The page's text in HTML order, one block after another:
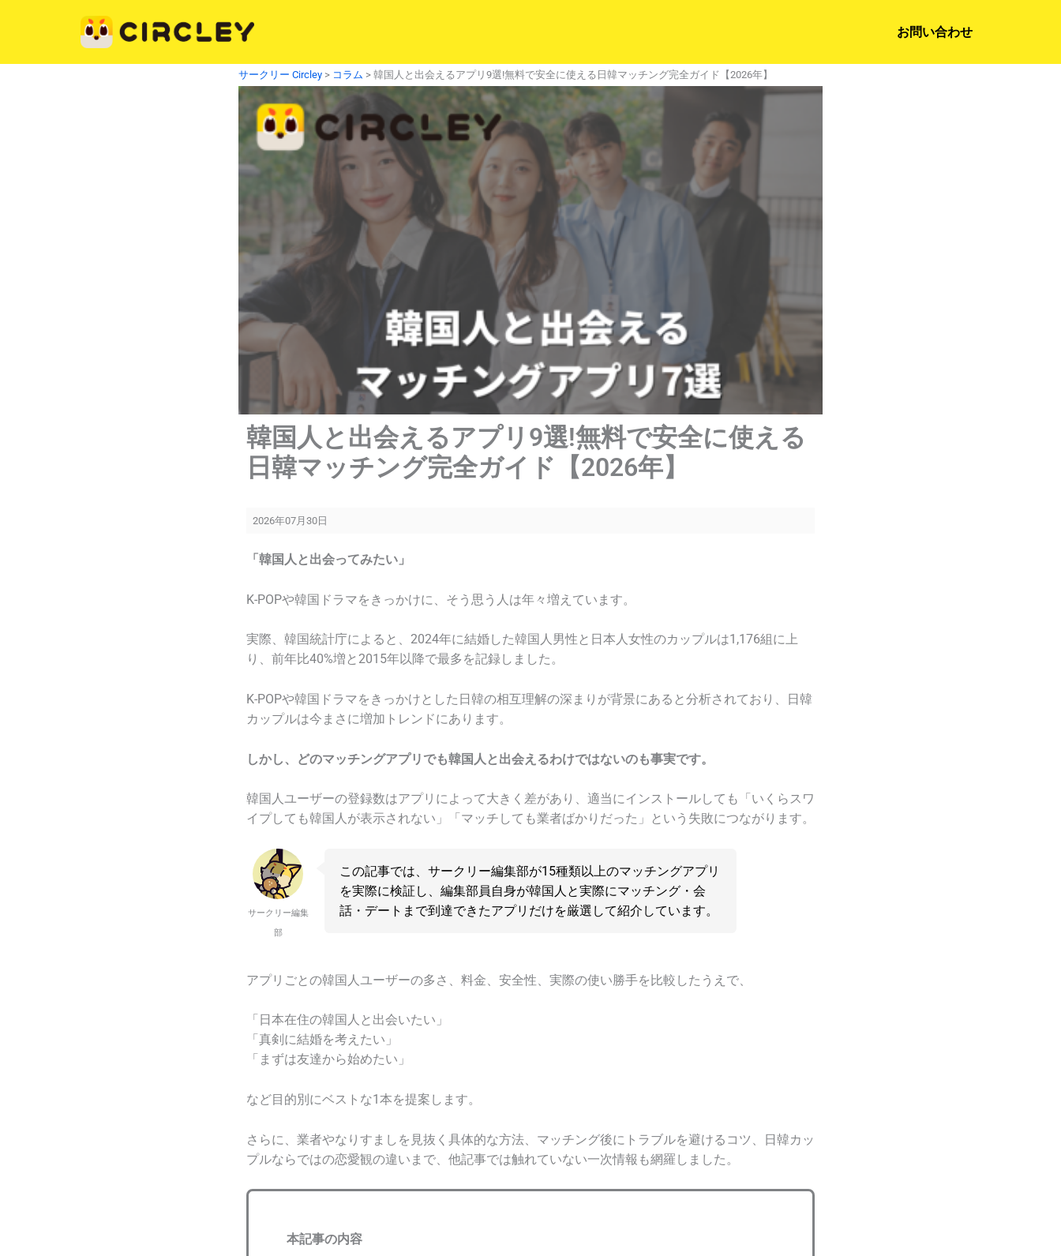
ス
お問い合わせ
サークリー Circley > コラム > 韓国人と出会えるアプリ9選!無料で安全に使える日韓マッチング完全ガイド【2026年】
韓国人と出会えるアプリ9選!無料で安全に使える
日韓マッチング完全ガイド【2026年】
2026年07月30日
「韓国人と出会ってみたい」
K-POPや韓国ドラマをきっかけに、そう思う人は年々増えています。
実際、韓国統計庁によると、2024年に結婚した韓国人男性と日本人女性のカップルは1,176組に上
り、前年比40%増と2015年以降で最多を記録しました。
K-POPや韓国ドラマをきっかけとした日韓の相互理解の深まりが背景にあると分析されており、日韓
カップルは今まさに増加トレンドにあります。
しかし、どのマッチングアプリでも韓国人と出会えるわけではないのも事実です。
韓国人ユーザーの登録数はアプリによって大きく差があり、適当にインストールしても「いくらスワ
イプしても韓国人が表示されない」「マッチしても業者ばかりだった」という失敗につながります。
サークリー編集
部
この記事では、サークリー編集部が15種類以上のマッチングアプリ
を実際に検証し、編集部員自身が韓国人と実際にマッチング・会
話・デートまで到達できたアプリだけを厳選して紹介しています。
アプリごとの韓国人ユーザーの多さ、料金、安全性、実際の使い勝手を比較したうえで、
「日本在住の韓国人と出会いたい」
「真剣に結婚を考えたい」
「まずは友達から始めたい」
など目的別にベストな1本を提案します。
さらに、業者やなりすましを見抜く具体的な方法、マッチング後にトラブルを避けるコツ、日韓カッ
プルならではの恋愛観の違いまで、他記事では触れていない一次情報も網羅しました。
本記事の内容